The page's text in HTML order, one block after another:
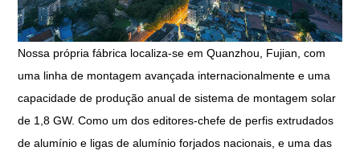
Nossa própria fábrica localiza-se em Quanzhou, Fujian, com
uma linha de montagem avançada internacionalmente e uma
capacidade de produção anual de sistema de montagem solar
de 1,8 GW. Como um dos editores-chefe de perfis extrudados
de alumínio e ligas de alumínio forjados nacionais, e uma das